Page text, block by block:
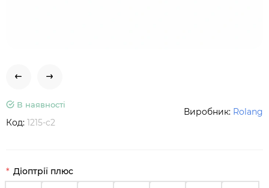
В наявності
Код: 1215-c2
Виробник: Rolang
Діоптрії плюс